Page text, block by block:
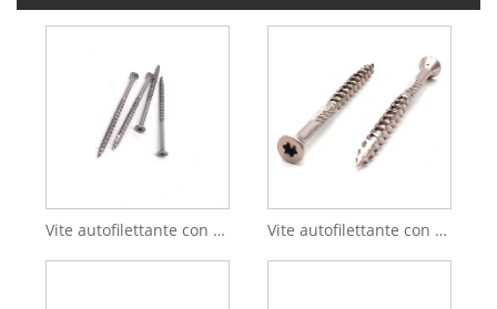
Vite autofilettante con testa a croce e testa wafer in acciaio inossidabile Vite autofilettante con gancio di sicurezza per asta filettata a testa cilindrica in acciaio inossidabile